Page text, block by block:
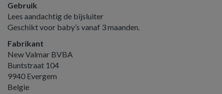
Gebruik
Lees aandachtig de bijsluiter
Geschikt voor baby’s vanaf 3 maanden.
Fabrikant
New Valmar BVBA
Buntstraat 104
9940 Evergem
Belgie